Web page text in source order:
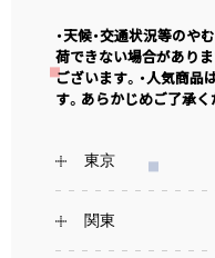
・天候・交通状況等のや
荷できない場合があり
ございます。・人気商
す。あらかじめご了承く
東京
関東